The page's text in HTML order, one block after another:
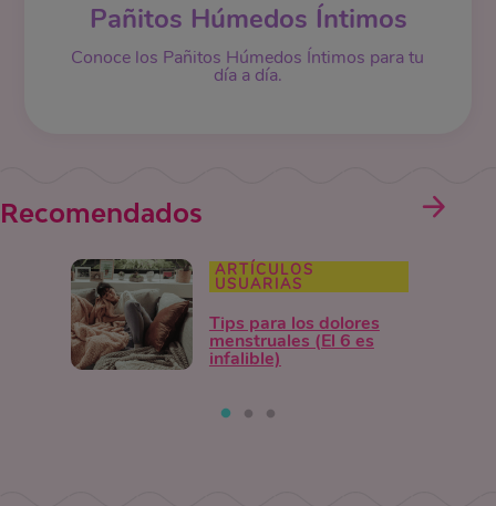
Pañitos Húmedos Íntimos
Conoce los Pañitos Húmedos Íntimos para tu
día a día.
Recomendados
ARTÍCULOS
USUARIAS
Tips para los dolores
menstruales (El 6 es
infalible)